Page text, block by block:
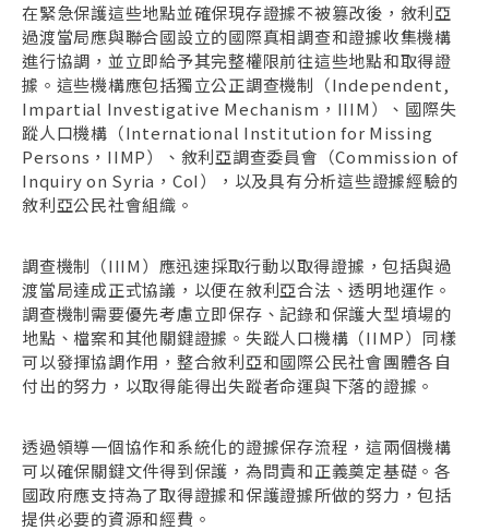
在緊急保護這些地點並確保現存證據不被篡改後，敘利亞
過渡當局應與聯合國設立的國際真相調查和證據收集機構
進行協調，並立即給予其完整權限前往這些地點和取得證
據。這些機構應包括獨立公正調查機制（Independent,
Impartial Investigative Mechanism，IIIM）、國際失
蹤人口機構（International Institution for Missing
Persons，IIMP）、敘利亞調查委員會（Commission of
Inquiry on Syria，CoI），以及具有分析這些證據經驗的
敘利亞公民社會組織。
調查機制（IIIM）應迅速採取行動以取得證據，包括與過
渡當局達成正式協議，以便在敘利亞合法、透明地運作。
調查機制需要優先考慮立即保存、記錄和保護大型墳場的
地點、檔案和其他關鍵證據。失蹤人口機構（IIMP）同樣
可以發揮協調作用，整合敘利亞和國際公民社會團體各自
付出的努力，以取得能得出失蹤者命運與下落的證據。
透過領導一個協作和系統化的證據保存流程，這兩個機構
可以確保關鍵文件得到保護，為問責和正義奠定基礎。各
國政府應支持為了取得證據和保護證據所做的努力，包括
提供必要的資源和經費。